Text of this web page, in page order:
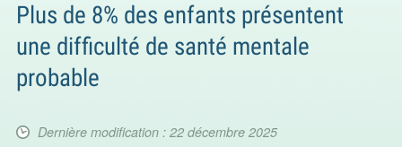
Plus de 8% des enfants présentent
une difficulté de santé mentale
probable
Dernière modification : 22 décembre 2025